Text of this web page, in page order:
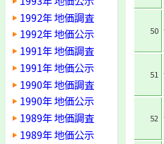
1992年 地価調査
1992年 地価公示
1991年 地価調査
1991年 地価公示
1990年 地価調査
1990年 地価公示
1989年 地価調査
1989年 地価公示
50
51
52